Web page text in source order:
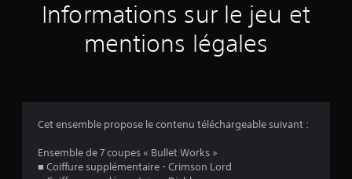
Informations sur le jeu et
mentions légales
Cet ensemble propose le contenu téléchargeable suivant :
Ensemble de 7 coupes « Bullet Works »
■ Coiffure supplémentaire - Crimson Lord